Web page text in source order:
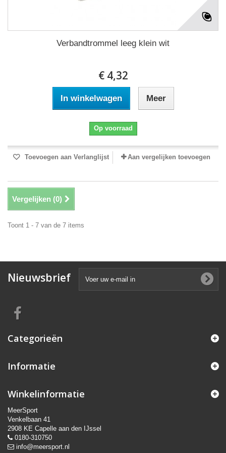
Verbandtrommel leeg klein wit
€ 4,32
In winkelwagen Meer
Op voorraad
Toevoegen aan Verlanglijst Aan vergelijken toevoegen
Vergelijken (0)
Toont 1 - 7 van de 7 items
Nieuwsbrief
Categorieën
Informatie
Winkelinformatie
MeerSport
Venkelbaan 41
2908 KE Capelle aan den IJssel
0180-310750
info@meersport.nl